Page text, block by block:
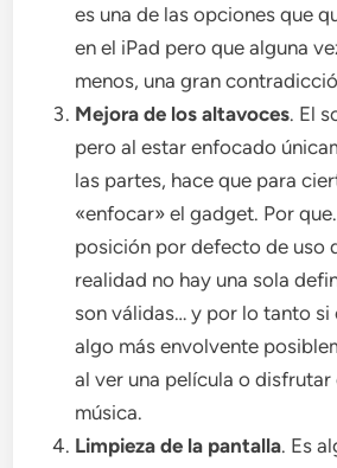
es una de las opciones que
en el iPad pero que alguna
menos, una gran
Mejora de los altavoces. El
pero al estar enfocado
las partes, hace que para
«enfocar» el gadget. Por
posición por defecto de uso
realidad no hay una sola
son válidas… y por lo tanto si
algo más envolvente
al ver una película o disfrutar
música.
Limpieza de la pantalla. Es